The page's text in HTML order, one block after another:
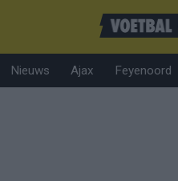
Nieuws Ajax Feyenoord